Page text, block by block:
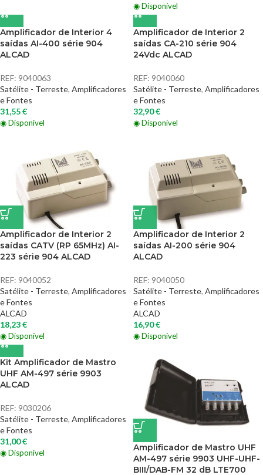
◉ Disponível
Amplificador de Interior 4
saídas AI-400 série 904
ALCAD
REF: 9040063
Satélite - Terreste, Amplificadores
e Fontes
31,55€
◉ Disponível
Amplificador de Interior 2
saídas CA-210 série 904
24Vdc ALCAD
REF: 9040060
Satélite - Terreste, Amplificadores
e Fontes
32,90€
◉ Disponível
Amplificador de Interior 2
saídas CATV (RP 65MHz) AI-
223 série 904 ALCAD
REF: 9040052
Satélite - Terreste, Amplificadores
e Fontes
ALCAD
18,23€
◉ Disponível
Amplificador de Interior 2
saídas AI-200 série 904
ALCAD
REF: 9040050
Satélite - Terreste, Amplificadores
e Fontes
ALCAD
16,90€
◉ Disponível
Kit Amplificador de Mastro
UHF AM-497 série 9903
ALCAD
REF: 9030206
Satélite - Terreste, Amplificadores
e Fontes
31,00€
◉ Disponível
Amplificador de Mastro UHF
AM-497 série 9903 UHF-UHF-
BIII/DAB-FM 32 dB LTE700